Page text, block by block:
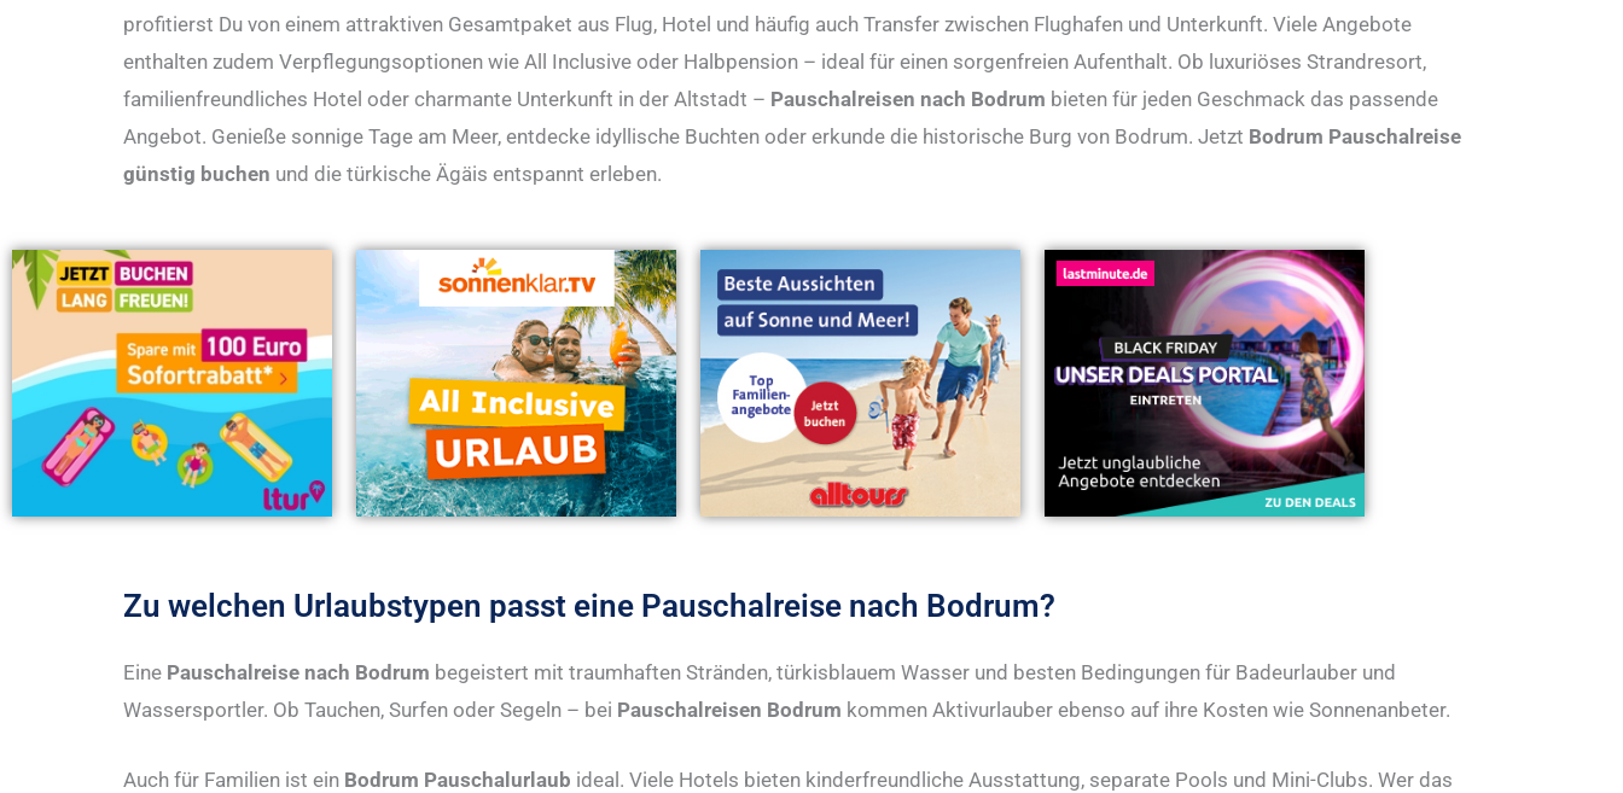
profitierst Du von einem attraktiven Gesamtpaket aus Flug, Hotel und häufig auch Transfer zwischen Flughafen und Unterkunft. Viele Angebote
enthalten zudem Verpflegungsoptionen wie All Inclusive oder Halbpension – ideal für einen sorgenfreien Aufenthalt. Ob luxuriöses Strandresort,
familienfreundliches Hotel oder charmante Unterkunft in der Altstadt – Pauschalreisen nach Bodrum bieten für jeden Geschmack das passende
Angebot. Genieße sonnige Tage am Meer, entdecke idyllische Buchten oder erkunde die historische Burg von Bodrum. Jetzt Bodrum Pauschalreise
günstig buchen und die türkische Ägäis entspannt erleben.
Zu welchen Urlaubstypen passt eine Pauschalreise nach Bodrum?
Eine Pauschalreise nach Bodrum begeistert mit traumhaften Stränden, türkisblauem Wasser und besten Bedingungen für Badeurlauber und
Wassersportler. Ob Tauchen, Surfen oder Segeln – bei Pauschalreisen Bodrum kommen Aktivurlauber ebenso auf ihre Kosten wie Sonnenanbeter.
Auch für Familien ist ein Bodrum Pauschalurlaub ideal. Viele Hotels bieten kinderfreundliche Ausstattung, separate Pools und Mini-Clubs. Wer das